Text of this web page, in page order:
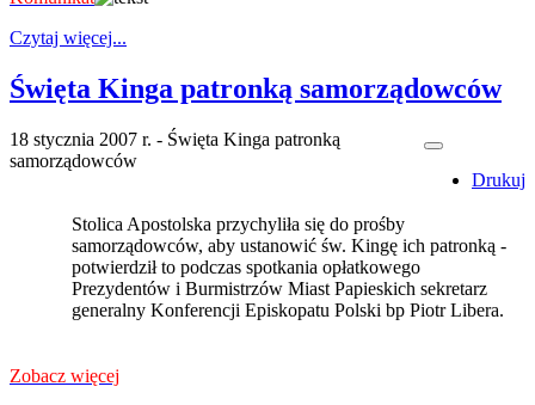
Czytaj więcej...
Święta Kinga patronką samorządowców
Drukuj
18 stycznia 2007 r. - Święta Kinga patronką
samorządowców
Stolica Apostolska przychyliła się do prośby
samorządowców, aby ustanowić św. Kingę ich patronką -
potwierdził to podczas spotkania opłatkowego
Prezydentów i Burmistrzów Miast Papieskich sekretarz
generalny Konferencji Episkopatu Polski bp Piotr Libera.
Zobacz więcej